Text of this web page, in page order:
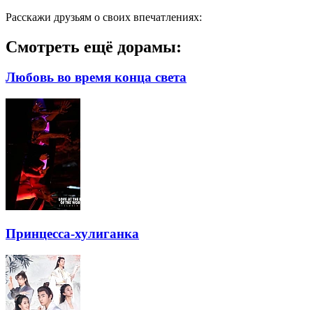
Расскажи друзьям о своих впечатлениях:
Смотреть ещё дорамы:
Любовь во время конца света
Принцесса-хулиганка